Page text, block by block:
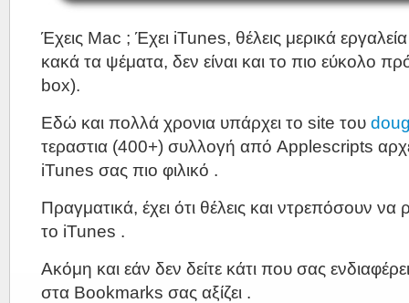
Έχεις Mac ; Έχει iTunes, θέλεις μερικά
κακά τα ψέματα, δεν είναι και το πιο εύκολο
box).
Εδώ και πολλά χρονια υπάρχει το site του
τεραστια (400+) συλλογή από Applescripts
iTunes σας πιο φιλικό .
Πραγματικά, έχει ότι θέλεις και ντρεπόσουν να
το iTunes .
Ακόμη και εάν δεν δείτε κάτι που σας
στα Bookmarks σας αξίζει .